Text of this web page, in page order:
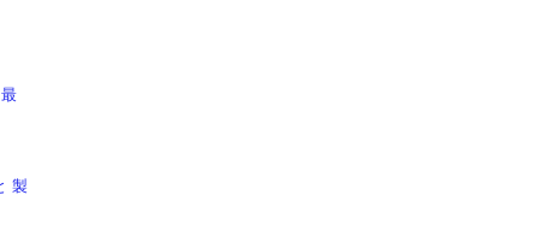
製